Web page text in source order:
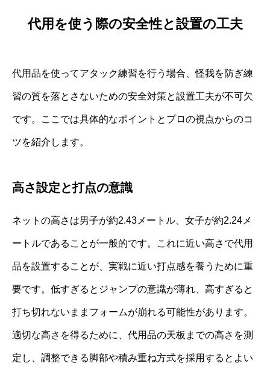
代用を使う際の安全性と設置の工夫
代用品を使ってアタック練習を行う場合、怪我を防ぎ練
習の質を落とさないための安全対策と設置工夫が不可欠
です。ここでは具体的なポイントとプロの視点からのコ
ツを紹介します。
高さ設定と打点の意識
ネットの高さは男子が約2.43メートル、女子が約2.24メ
ートルであることが一般的です。これに近い高さで代用
品を設置することが、実戦に近い打点感を養うために重
要です。低すぎるとジャンプの意識が薄れ、高すぎると
打ち切れないままフォームが崩れる可能性があります。
適切な高さを得るために、代用品の天板までの高さを測
定し、調整できる脚部や積み重ね方式を採用するとよい